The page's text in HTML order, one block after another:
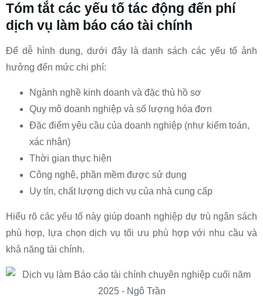
Tóm tắt các yếu tố tác động đến phí
dịch vụ làm báo cáo tài chính
Để dễ hình dung, dưới đây là danh sách các yếu tố ảnh
hưởng đến mức chi phí:
Ngành nghề kinh doanh và đặc thù hồ sơ
Quy mô doanh nghiệp và số lượng hóa đơn
Đặc điểm yêu cầu của doanh nghiệp (như kiểm toán,
xác nhận)
Thời gian thực hiện
Công nghệ, phần mềm được sử dụng
Uy tín, chất lượng dịch vụ của nhà cung cấp
Hiểu rõ các yếu tố này giúp doanh nghiệp dự trù ngân sách
phù hợp, lựa chọn dịch vụ tối ưu phù hợp với nhu cầu và
khả năng tài chính.